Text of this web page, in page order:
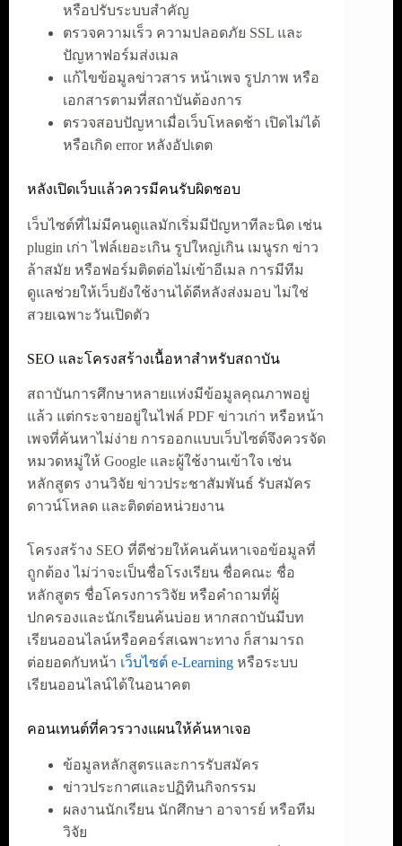
หรือปรับระบบสำคัญ
ตรวจความเร็ว ความปลอดภัย SSL และ
ปัญหาฟอร์มส่งเมล
แก้ไขข้อมูลข่าวสาร หน้าเพจ รูปภาพ หรือ
เอกสารตามที่สถาบันต้องการ
ตรวจสอบปัญหาเมื่อเว็บโหลดช้า เปิดไม่ได้
หรือเกิด error หลังอัปเดต
หลังเปิดเว็บแล้วควรมีคนรับผิดชอบ
เว็บไซต์ที่ไม่มีคนดูแลมักเริ่มมีปัญหาทีละนิด เช่น
plugin เก่า ไฟล์เยอะเกิน รูปใหญ่เกิน เมนูรก ข่าว
ล้าสมัย หรือฟอร์มติดต่อไม่เข้าอีเมล การมีทีม
ดูแลช่วยให้เว็บยังใช้งานได้ดีหลังส่งมอบ ไม่ใช่
สวยเฉพาะวันเปิดตัว
SEO และโครงสร้างเนื้อหาสำหรับสถาบัน
สถาบันการศึกษาหลายแห่งมีข้อมูลคุณภาพอยู่
แล้ว แต่กระจายอยู่ในไฟล์ PDF ข่าวเก่า หรือหน้า
เพจที่ค้นหาไม่ง่าย การออกแบบเว็บไซต์จึงควรจัด
หมวดหมู่ให้ Google และผู้ใช้งานเข้าใจ เช่น
หลักสูตร งานวิจัย ข่าวประชาสัมพันธ์ รับสมัคร
ดาวน์โหลด และติดต่อหน่วยงาน
โครงสร้าง SEO ที่ดีช่วยให้คนค้นหาเจอข้อมูลที่
ถูกต้อง ไม่ว่าจะเป็นชื่อโรงเรียน ชื่อคณะ ชื่อ
หลักสูตร ชื่อโครงการวิจัย หรือคำถามที่ผู้
ปกครองและนักเรียนค้นบ่อย หากสถาบันมีบท
เรียนออนไลน์หรือคอร์สเฉพาะทาง ก็สามารถ
ต่อยอดกับหน้า เว็บไซต์ e-Learning หรือระบบ
เรียนออนไลน์ได้ในอนาคต
คอนเทนต์ที่ควรวางแผนให้ค้นหาเจอ
ข้อมูลหลักสูตรและการรับสมัคร
ข่าวประกาศและปฏิทินกิจกรรม
ผลงานนักเรียน นักศึกษา อาจารย์ หรือทีม
วิจัย